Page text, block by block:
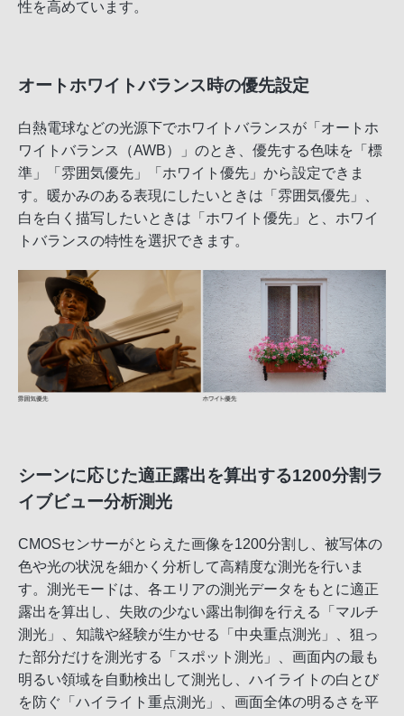
性を高めています。
オートホワイトバランス時の優先設定
白熱電球などの光源下でホワイトバランスが「オートホ
ワイトバランス（AWB）」のとき、優先する色味を「標
準」「雰囲気優先」「ホワイト優先」から設定できま
す。暖かみのある表現にしたいときは「雰囲気優先」、
白を白く描写したいときは「ホワイト優先」と、ホワイ
トバランスの特性を選択できます。
シーンに応じた適正露出を算出する1200分割ラ
イブビュー分析測光
CMOSセンサーがとらえた画像を1200分割し、被写体の
色や光の状況を細かく分析して高精度な測光を行いま
す。測光モードは、各エリアの測光データをもとに適正
露出を算出し、失敗の少ない露出制御を行える「マルチ
測光」、知識や経験が生かせる「中央重点測光」、狙っ
た部分だけを測光する「スポット測光」、画面内の最も
明るい領域を自動検出して測光し、ハイライトの白とび
を防ぐ「ハイライト重点測光」、画面全体の明るさを平